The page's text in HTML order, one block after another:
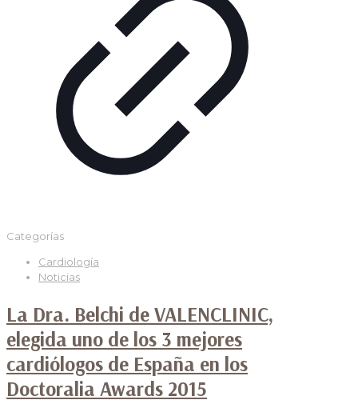
Categorías
Cardiología
Noticias
La Dra. Belchi de VALENCLINIC,
elegida uno de los 3 mejores
cardiólogos de España en los
Doctoralia Awards 2015